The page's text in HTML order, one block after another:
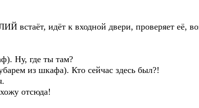
встаёт, идёт к входной двери, проверяет её,
Ну, где ты там?
из шкафа). Кто сейчас здесь был?!
отсюда!